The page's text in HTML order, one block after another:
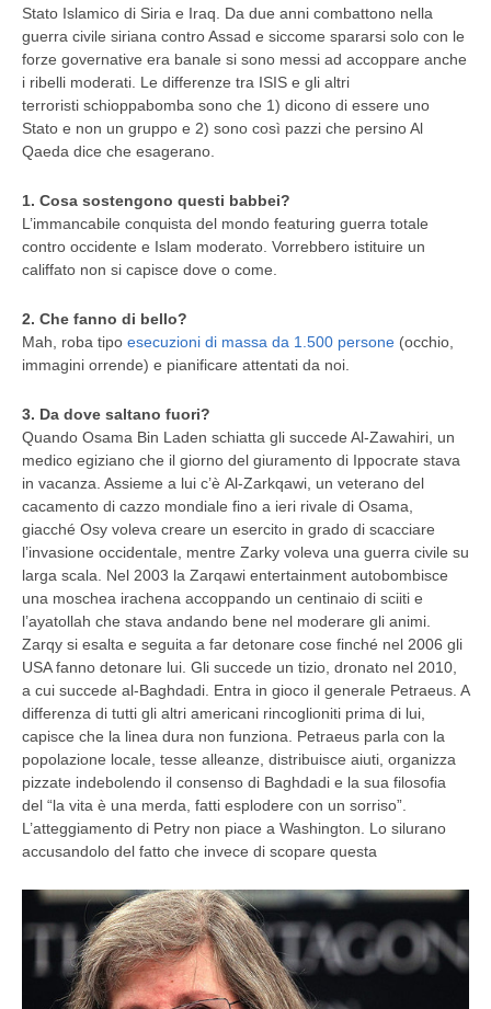
Stato Islamico di Siria e Iraq. Da due anni combattono nella
guerra civile siriana contro Assad e siccome spararsi solo con le
forze governative era banale si sono messi ad accoppare anche
i ribelli moderati. Le differenze tra ISIS e gli altri
terroristi schioppabomba sono che 1) dicono di essere uno
Stato e non un gruppo e 2) sono così pazzi che persino Al
Qaeda dice che esagerano.
1. Cosa sostengono questi babbei?
L’immancabile conquista del mondo featuring guerra totale
contro occidente e Islam moderato. Vorrebbero istituire un
califfato non si capisce dove o come.
2. Che fanno di bello?
Mah, roba tipo esecuzioni di massa da 1.500 persone (occhio,
immagini orrende) e pianificare attentati da noi.
3. Da dove saltano fuori?
Quando Osama Bin Laden schiatta gli succede Al-Zawahiri, un
medico egiziano che il giorno del giuramento di Ippocrate stava
in vacanza. Assieme a lui c’è Al-Zarkqawi, un veterano del
cacamento di cazzo mondiale fino a ieri rivale di Osama,
giacché Osy voleva creare un esercito in grado di scacciare
l’invasione occidentale, mentre Zarky voleva una guerra civile su
larga scala. Nel 2003 la Zarqawi entertainment autobombisce
una moschea irachena accoppando un centinaio di sciiti e
l’ayatollah che stava andando bene nel moderare gli animi.
Zarqy si esalta e seguita a far detonare cose finché nel 2006 gli
USA fanno detonare lui. Gli succede un tizio, dronato nel 2010,
a cui succede al-Baghdadi. Entra in gioco il generale Petraeus. A
differenza di tutti gli altri americani rincoglioniti prima di lui,
capisce che la linea dura non funziona. Petraeus parla con la
popolazione locale, tesse alleanze, distribuisce aiuti, organizza
pizzate indebolendo il consenso di Baghdadi e la sua filosofia
del “la vita è una merda, fatti esplodere con un sorriso”.
L’atteggiamento di Petry non piace a Washington. Lo silurano
accusandolo del fatto che invece di scopare questa